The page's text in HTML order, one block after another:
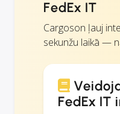
FedEx IT
Cargoson ļauj
sekunžu laikā —
FedEx IT